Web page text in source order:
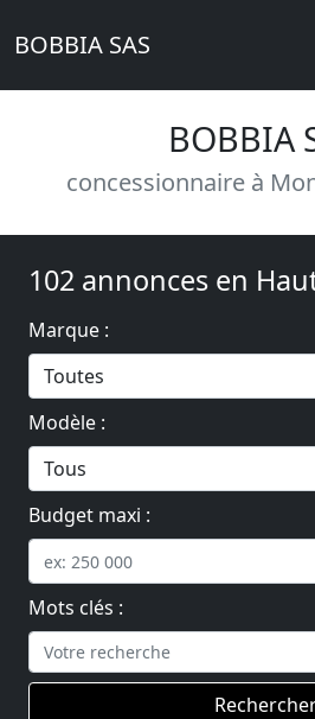
BOBBIA SAS
BOBBIA
concessionnaire à
102 annonces en
Marque :
Modèle :
Budget maxi :
Mots clés :